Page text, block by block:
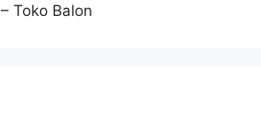
– Toko Balon